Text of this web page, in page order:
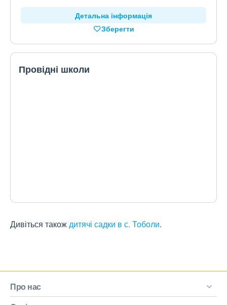
Детальна інформація
Зберегти
Провідні школи
Дивіться такождитячі садки в с. Тоболи.
Про нас